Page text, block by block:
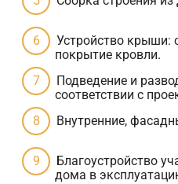
Устройство крыши:
покрытие кровли.
Подведение и
соответствии с
Внутренние,
Благоустройство
дома в